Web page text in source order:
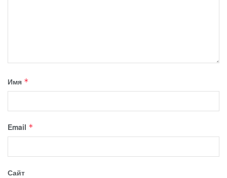
Имя *
Email *
Сайт